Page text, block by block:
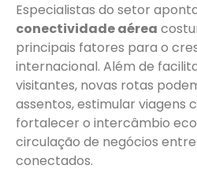
Especialistas do setor
conectividade aérea
principais fatores para o
internacional. Além de
visitantes, novas rotas
assentos, estimular viagens
fortalecer o intercâmbio
circulação de negócios
conectados.